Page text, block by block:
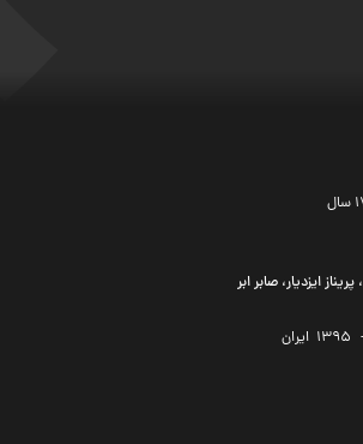
ایزدیار، صابر ابر
1395 ‌ ایران